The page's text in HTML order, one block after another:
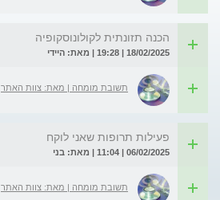
הכנה תזונתית לקולונוסקופיה
18/02/2025 | 19:28 | מאת: היידי
תשובת מומחה | מאת: צוות האתר
פעילות תרופות שאני לוקח
06/02/2025 | 11:04 | מאת: בני
תשובת מומחה | מאת: צוות האתר